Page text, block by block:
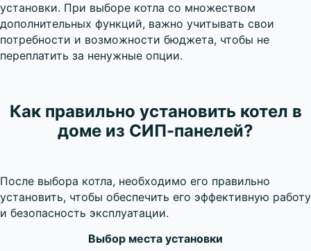
установки. При выборе котла со множеством
дополнительных функций, важно учитывать свои
потребности и возможности бюджета, чтобы не
переплатить за ненужные опции.
Как правильно установить котел в
доме из СИП-панелей?
После выбора котла, необходимо его правильно
установить, чтобы обеспечить его эффективную работу
и безопасность эксплуатации.
Выбор места установки